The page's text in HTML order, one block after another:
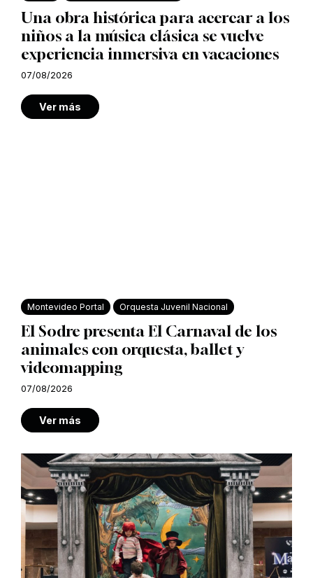
Una obra histórica para acercar a los
niños a la música clásica se vuelve
experiencia inmersiva en vacaciones
07/08/2026
Ver más
Montevideo Portal Orquesta Juvenil Nacional
El Sodre presenta El Carnaval de los
animales con orquesta, ballet y
videomapping
07/08/2026
Ver más